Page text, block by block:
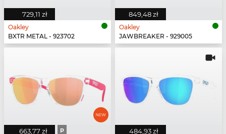
729,11 zł
Oakley
BXTR METAL - 923702
849,48 zł
Oakley
JAWBREAKER - 929005
663,77 zł P 484,93 zł